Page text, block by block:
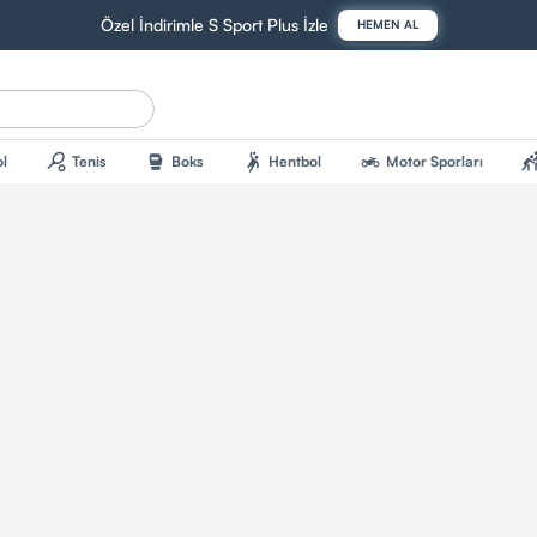
Özel İndirimle S Sport Plus İzle HEMEN AL
sports_tennis Tenis sports_mma Boks sports_handball Hentbol two_wheeler Motor Sporları